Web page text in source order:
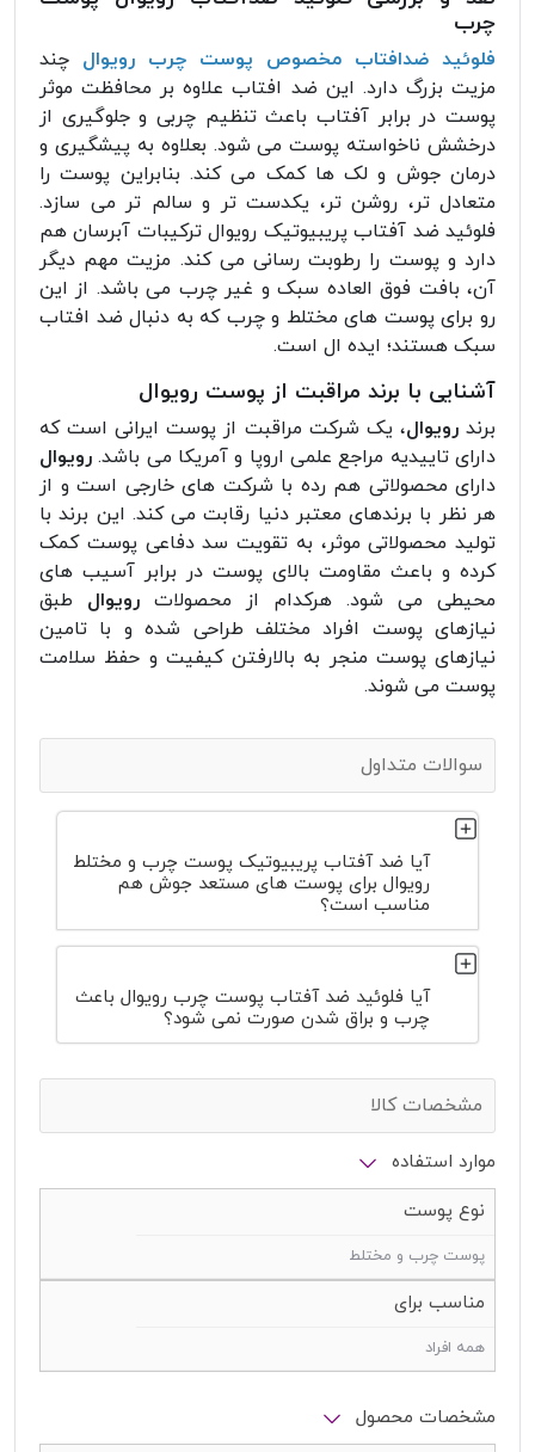
چرب
فلوئید ضدافتاب مخصوص پوست چرب رویوال چند
مزیت بزرگ دارد. این ضد افتاب علاوه بر محافظت موثر
پوست در برابر آفتاب باعث تنظیم چربی و جلوگیری از
درخشش ناخواسته پوست می شود. بعلاوه به پیشگیری و
درمان جوش و لک ها کمک می کند. بنابراین پوست را
متعادل تر، روشن تر، یکدست تر و سالم تر می سازد.
فلوئید ضد آفتاب پریبیوتیک رویوال ترکیبات آبرسان هم
دارد و پوست را رطوبت رسانی می کند. مزیت مهم دیگر
آن، بافت فوق العاده سبک و غیر چرب می باشد. از این
رو برای پوست های مختلط و چرب که به دنبال ضد افتاب
سبک هستند؛ ایده ال است.
آشنایی با برند مراقبت از پوست رویوال
برندرویوال، یک شرکت مراقبت از پوست ایرانی است که
دارای تاییدیه مراجع علمی اروپا و آمریکا می باشد.رویوال
دارای محصولاتی هم رده با شرکت های خارجی است و از
هر نظر با برندهای معتبر دنیا رقابت می کند. این برند با
تولید محصولاتی موثر، به تقویت سد دفاعی پوست کمک
کرده و باعث مقاومت بالای پوست در برابر آسیب های
محیطی می شود. هرکدام از محصولات رویوال طبق
نیازهای پوست افراد مختلف طراحی شده و با تامین
نیازهای پوست منجر به بالارفتن کیفیت و حفظ سلامت
پوست می شوند‌.
سوالات متداول
آیا ضد آفتاب پریبیوتیک پوست چرب و مختلط
رویوال برای پوست های مستعد جوش هم
مناسب است؟
آیا فلوئید ضد آفتاب پوست چرب رویوال باعث
چرب و براق شدن صورت نمی شود؟
مشخصات کالا
موارد استفاده
نوع پوست
پوست چرب و مختلط
مناسب برای
همه افراد
مشخصات محصول